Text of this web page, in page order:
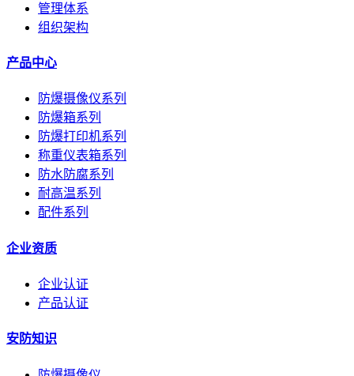
管理体系
组织架构
产品中心
防爆摄像仪系列
防爆箱系列
防爆打印机系列
称重仪表箱系列
防水防腐系列
耐高温系列
配件系列
企业资质
企业认证
产品认证
安防知识